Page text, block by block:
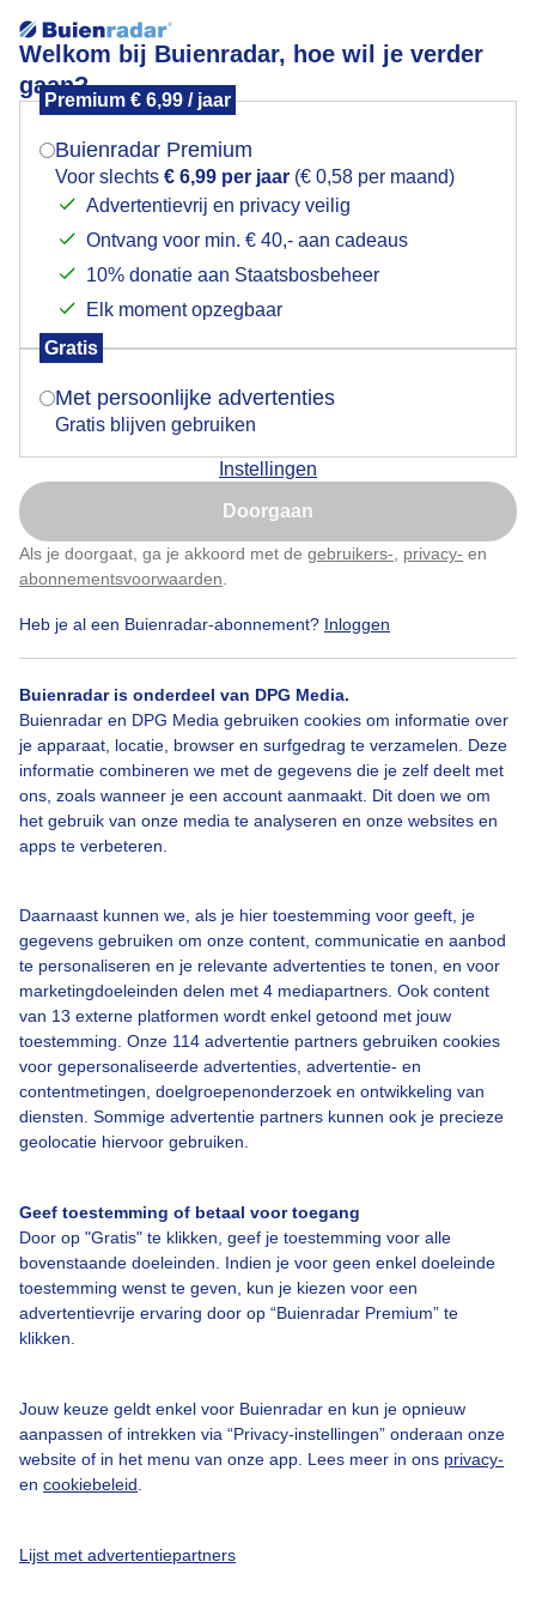
Welkom bij Buienradar, hoe wil je verder
gaan?
Premium € 6,99 / jaar
Buienradar Premium
Voor slechts € 6,99 per jaar (€ 0,58 per maand)
Advertentievrij en privacy veilig
Ontvang voor min. € 40,- aan cadeaus
10% donatie aan Staatsbosbeheer
Elk moment opzegbaar
Gratis
Met persoonlijke advertenties
Gratis blijven gebruiken
Instellingen
Doorgaan
Als je doorgaat, ga je akkoord met de gebruikers- privacy- en
abonnementsvoorwaarden
Heb je al een Buienradar-abonnement? Inloggen
Buienradar is onderdeel van DPG Media.
Buienradar en DPG Media gebruiken cookies om informatie over
je apparaat, locatie, browser en surfgedrag te verzamelen. Deze
informatie combineren we met de gegevens die je zelf deelt met
ons, zoals wanneer je een account aanmaakt. Dit doen we om
het gebruik van onze media te analyseren en onze websites en
apps te verbeteren.
Daarnaast kunnen we, als je hier toestemming voor geeft, je
gegevens gebruiken om onze content, communicatie en aanbod
te personaliseren en je relevante advertenties te tonen, en voor
marketingdoeleinden delen met 4 mediapartners. Ook content
van 13 externe platformen wordt enkel getoond met jouw
toestemming. Onze 114 advertentie partners gebruiken cookies
voor gepersonaliseerde advertenties, advertentie- en
contentmetingen, doelgroepenonderzoek en ontwikkeling van
diensten. Sommige advertentie partners kunnen ook je precieze
geolocatie hiervoor gebruiken.
Geef toestemming of betaal voor toegang
Door op "Gratis" te klikken, geef je toestemming voor alle
bovenstaande doeleinden. Indien je voor geen enkel doeleinde
toestemming wenst te geven, kun je kiezen voor een
advertentievrije ervaring door op “Buienradar Premium” te
klikken.
Jouw keuze geldt enkel voor Buienradar en kun je opnieuw
aanpassen of intrekken via “Privacy-instellingen” onderaan onze
website of in het menu van onze app. Lees meer in ons privacy-
en cookiebeleid
Lijst met advertentiepartners
Opklaringen
Door: Ton Wesselius Gemaakt: 13-05-2026, 49x bekeken
Een moment geduld aub...
Over Buienradar
Bedrijfsgegevens
Veelgestelde vragen
Contact
Gebruikersvoorwaarden
Adverteren
Buienradar Team
Privacy beleid
Privacy instellingen
Gratis weerdata
Buienradar
Mogen we je locatie gebruiken voor het
Indien je hier nog geen akkoord op hebt gegeven,
verschijnt er zo een pop-up uit je browser waarin
Is goed, toon de popup
Nu niet, misschien later
Klik hierom dit aan te passen